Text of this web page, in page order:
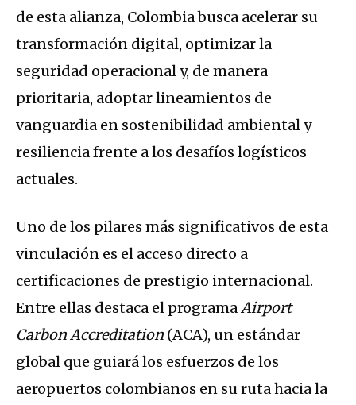
de esta alianza, Colombia busca acelerar su
transformación digital, optimizar la
seguridad operacional y, de manera
prioritaria, adoptar lineamientos de
vanguardia en sostenibilidad ambiental y
resiliencia frente a los desafíos logísticos
actuales.
Uno de los pilares más significativos de esta
vinculación es el acceso directo a
certificaciones de prestigio internacional.
Entre ellas destaca el programaAirport
Carbon Accreditation (ACA), un estándar
global que guiará los esfuerzos de los
aeropuertos colombianos en su ruta hacia la